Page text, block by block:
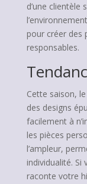
d’une clientèle
pour créer des
responsables.
Cette saison, le
des designs
facilement à
les pièces
l’ampleur,
individualité. Si
raconte votre